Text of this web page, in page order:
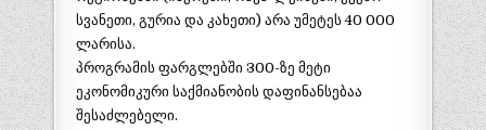
სვანეთი, გურია და კახეთი) არა უმეტეს 40 000
ლარისა.
პროგრამის ფარგლებში 300-ზე მეტი
ეკონომიკური საქმიანობის დაფინანსებაა
შესაძლებელი.